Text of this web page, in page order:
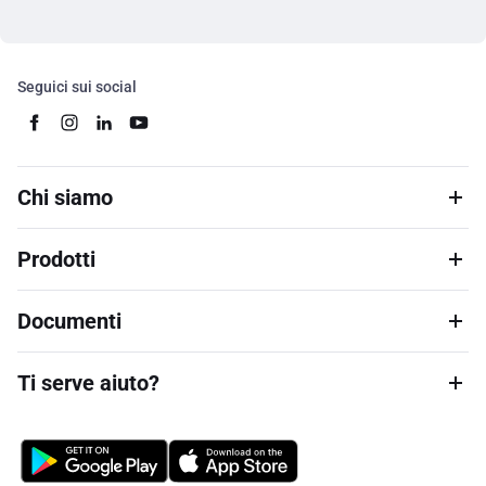
Seguici sui social
Chi siamo
Prodotti
Documenti
Ti serve aiuto?